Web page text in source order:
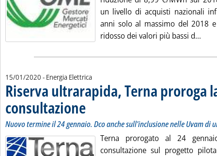
un livello di acquisti nazionali
anni solo al massimo del 2018
ridosso dei valori più bassi d...
15/01/2020 - Energia Elettrica
Riserva ultrarapida, Terna proroga
consultazione . Sottotitolo: Nuovo termine il 24 gennaio. Dco anche
. Pubblicata mercoledì 15 gennaio 2020 alle 15.40.
Nuovo termine il 24 gennaio. Dco anche sull'inclusione nelle Uvam di
Terna prorogato al 24
consultazione sul progetto